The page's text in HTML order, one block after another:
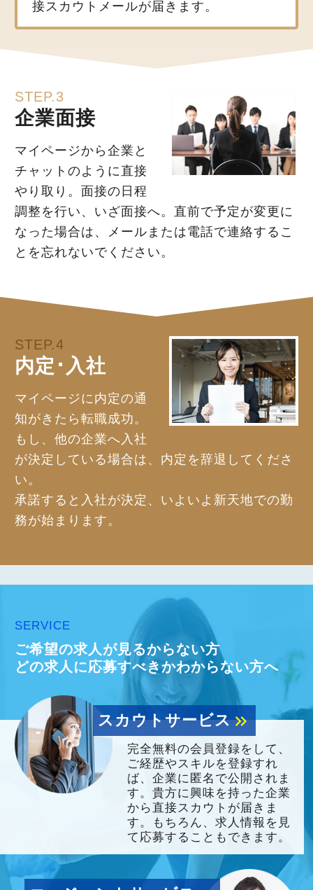
接スカウトメールが届きます。
STEP.3
企業面接
マイページから企業と
チャットのように直接
やり取り。面接の日程
調整を行い、いざ面接へ。直前で予定が変更に
なった場合は、メールまたは電話で連絡するこ
とを忘れないでください。
STEP.4
内定･入社
マイページに内定の通
知がきたら転職成功。
もし、他の企業へ入社
が決定している場合は、内定を辞退してくださ
い。
承諾すると入社が決定、いよいよ新天地での勤
務が始まります。
SERVICE
ご希望の求人が見るからない方
どの求人に応募すべきかわからない方へ
スカウトサービスkeyboard_double_arrow_right
完全無料の会員登録をして、
ご経歴やスキルを登録すれ
ば、企業に匿名で公開されま
す。貴方に興味を持った企業
から直接スカウトが届きま
す。もちろん、求人情報を見
て応募することもできます。